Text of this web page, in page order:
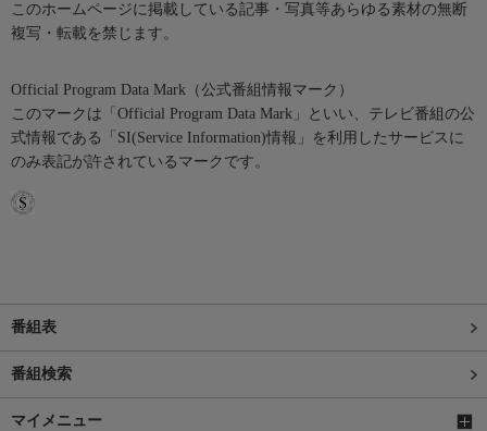
このホームページに掲載している記事・写真等あらゆる素材の無断
複写・転載を禁じます。
Official Program Data Mark（公式番組情報マーク）
このマークは「Official Program Data Mark」といい、テレビ番組の公
式情報である「SI(Service Information)情報」を利用したサービスに
のみ表記が許されているマークです。
番組表
番組検索
マイメニュー